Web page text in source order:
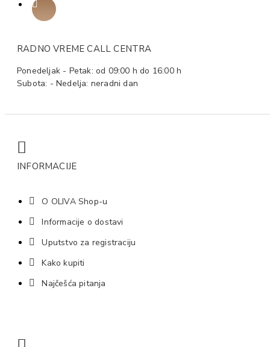
RADNO VREME CALL CENTRA
Ponedeljak - Petak: od 09:00 h do 16:00 h
Subota: - Nedelja: neradni dan
INFORMACIJE
O OLIVA Shop-u
Informacije o dostavi
Uputstvo za registraciju
Kako kupiti
Najčešća pitanja